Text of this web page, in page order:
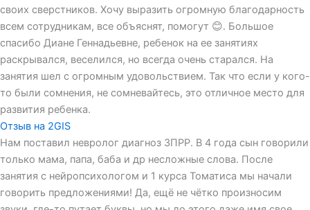
своих сверстников. Хочу выразить огромную благодарность
всем сотрудникам, все объяснят, помогут 😊. Большое
спасибо Диане Геннадьевне, ребенок на ее занятиях
раскрывался, веселился, но всегда очень старался. На
занятия шел с огромным удовольствием. Так что если у кого-
то были сомнения, не сомневайтесь, это отличное место для
развития ребенка.
Отзыв на 2GIS
Нам поставил невролог диагноз ЗПРР. В 4 года сын говорили
только мама, папа, баба и др несложные слова. После
занятия с нейропсихологом и 1 курса Томатиса мы начали
говорить предложениями! Да, ещё не чётко произносим